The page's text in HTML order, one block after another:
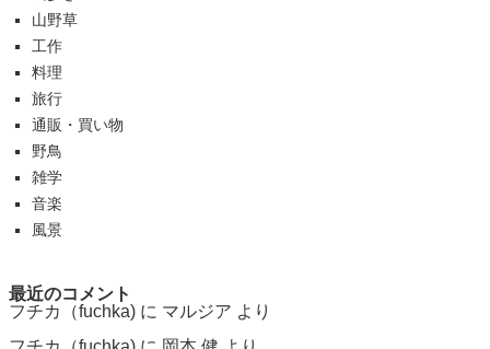
山野草
工作
料理
旅行
通販・買い物
野鳥
雑学
音楽
風景
最近のコメント
フチカ（fuchka) に マルジア より